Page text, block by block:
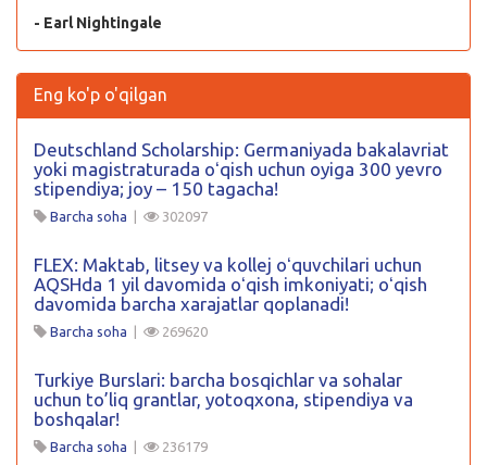
- Earl Nightingale
Eng ko'p o'qilgan
Deutschland Scholarship: Germaniyada bakalavriat
yoki magistraturada oʻqish uchun oyiga 300 yevro
stipendiya; joy – 150 tagacha!
Barcha soha | 302097
FLEX: Maktab, litsey va kollej oʻquvchilari uchun
AQSHda 1 yil davomida oʻqish imkoniyati; oʻqish
davomida barcha xarajatlar qoplanadi!
Barcha soha | 269620
Turkiye Burslari: barcha bosqichlar va sohalar
uchun to’liq grantlar, yotoqxona, stipendiya va
boshqalar!
Barcha soha | 236179